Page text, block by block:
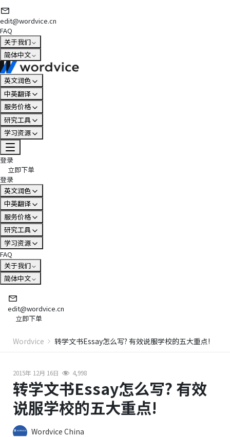
edit@wordvice.cn
FAQ
关于我们
简体中文
英文润色
中英翻译
服务价格
研究工具
学习资源
登录
立即下单
登录
英文润色
中英翻译
服务价格
研究工具
学习资源
FAQ
关于我们
简体中文
edit@wordvice.cn
立即下单
Wordvice 转学文书Essay怎么写? 有效说服学校的五大重点!
2015年 12月 16日 4,998
转学文书Essay怎么写? 有效
说服学校的五大重点!
Wordvice China